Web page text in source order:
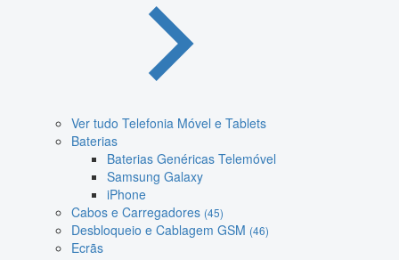
Ver tudo Telefonia Móvel e Tablets
Baterias
Baterias Genéricas Telemóvel
Samsung Galaxy
iPhone
Cabos e Carregadores (45)
Desbloqueio e Cablagem GSM (46)
Ecrãs